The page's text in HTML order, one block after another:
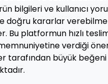
bilgileri ve kullanıcı
doğru kararlar verebilme
Bu platformun hızlı
verdiği
tarafından büyük beğeni